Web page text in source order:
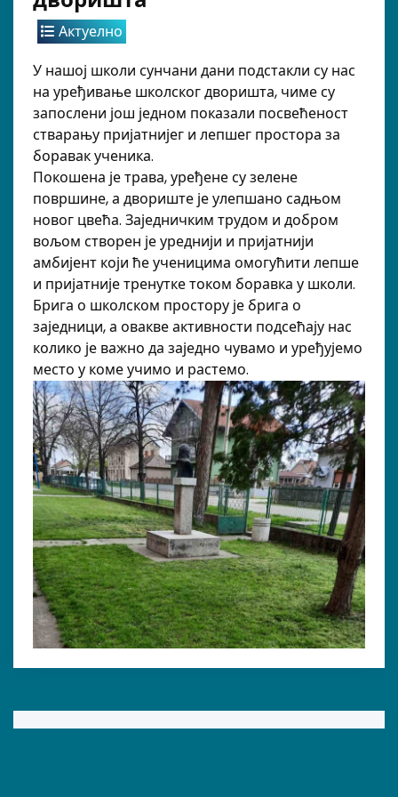
Актуелно
У нашој школи сунчани дани подстакли су нас
на уређивање школског дворишта, чиме су
запослени још једном показали посвећеност
стварању пријатнијег и лепшег простора за
боравак ученика.
Покошена је трава, уређене су зелене
површине, а двориште је улепшано садњом
новог цвећа. Заједничким трудом и добром
вољом створен је уреднији и пријатнији
амбијент који ће ученицима омогућити лепше
и пријатније тренутке током боравка у школи.
Брига о школском простору је брига о
заједници, а овакве активности подсећају нас
колико је важно да заједно чувамо и уређујемо
место у коме учимо и растемо.